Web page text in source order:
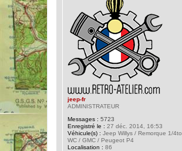
jeep-fr
ADMINISTRATEUR
Messages : 5723
Enregistré le : 27 déc. 2014, 16:53
Véhicule(s) : Jeep Willys / Remorque 1/
WC / GMC / Peugeot P4
Localisation : 86